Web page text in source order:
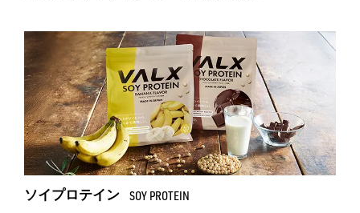
ソイプロテイン SOY PROTEIN